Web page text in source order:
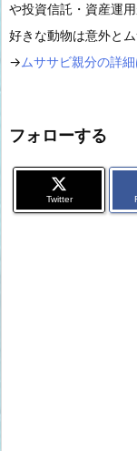
や投資信託・資産運
好きな動物は意外とム
→ ムササビ親分の詳
フォローする
Twitter